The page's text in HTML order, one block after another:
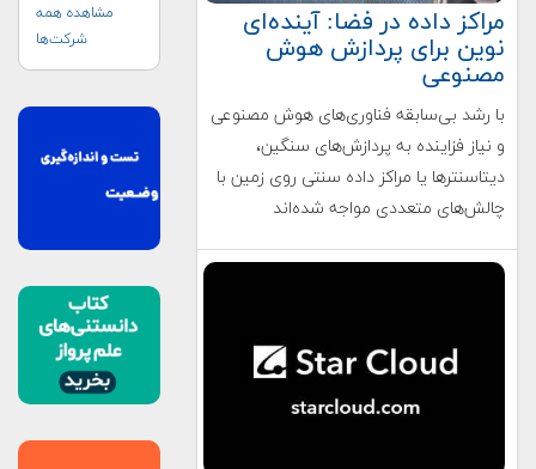
مراکز داده در فضا: آینده‌ای
نوین برای پردازش هوش
مصنوعی
با رشد بی‌سابقه فناوری‌های هوش مصنوعی
و نیاز فزاینده به پردازش‌های سنگین،
دیتاسنترها یا مراکز داده سنتی روی زمین با
چالش‌های متعددی مواجه شده‌اند
مشاهده همه
شرکت‌ها